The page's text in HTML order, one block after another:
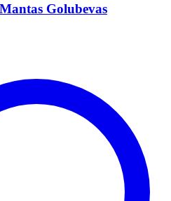
Golubevas